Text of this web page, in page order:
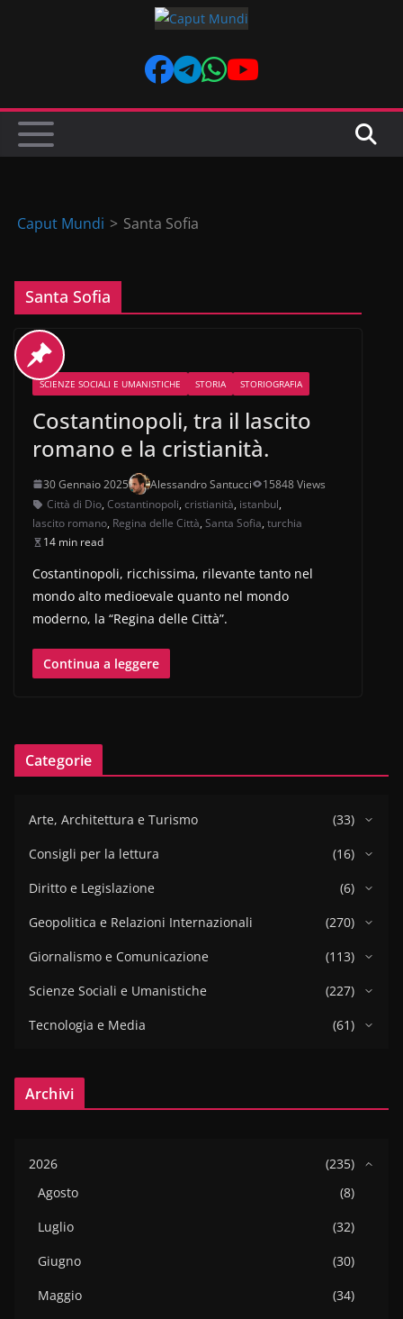
Caput Mundi > Santa Sofia
Santa Sofia
SCIENZE SOCIALI E UMANISTICHE STORIA STORIOGRAFIA
Costantinopoli, tra il lascito
romano e la cristianità.
30 Gennaio 2025 Alessandro Santucci
15848 Views
Città di Dio, Costantinopoli, cristianità, istanbul,
lascito romano, Regina delle Città, Santa Sofia, turchia
14 min read
Costantinopoli, ricchissima, rilevante tanto nel
mondo alto medioevale quanto nel mondo
moderno, la “Regina delle Città”.
Continua a leggere
Categorie
Arte, Architettura e Turismo
(33)
Consigli per la lettura
(16)
Diritto e Legislazione
(6)
Geopolitica e Relazioni Internazionali
(270)
Giornalismo e Comunicazione
(113)
Scienze Sociali e Umanistiche
(227)
Tecnologia e Media
(61)
Archivi
2026
(235)
Agosto
(8)
Luglio
(32)
Giugno
(30)
Maggio
(34)